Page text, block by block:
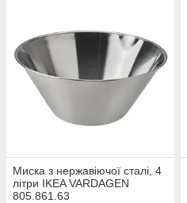
Миска з нержавіючої сталі, 4
літри IKEA VARDAGEN
805.861.63